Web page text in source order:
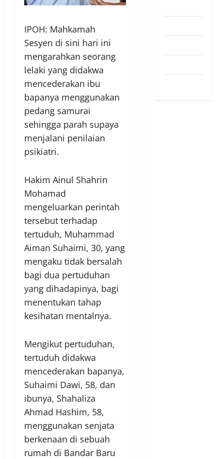
IPOH: Mahkamah
Sesyen di sini hari ini
mengarahkan seorang
lelaki yang didakwa
mencederakan ibu
bapanya menggunakan
pedang samurai
sehingga parah supaya
menjalani penilaian
psikiatri.
Hakim Ainul Shahrin
Mohamad
mengeluarkan perintah
tersebut terhadap
tertuduh, Muhammad
Aiman Suhaimi, 30, yang
mengaku tidak bersalah
bagi dua pertuduhan
yang dihadapinya, bagi
menentukan tahap
kesihatan mentalnya.
Mengikut pertuduhan,
tertuduh didakwa
mencederakan bapanya,
Suhaimi Dawi, 58, dan
ibunya, Shahaliza
Ahmad Hashim, 58,
menggunakan senjata
berkenaan di sebuah
rumah di Bandar Baru